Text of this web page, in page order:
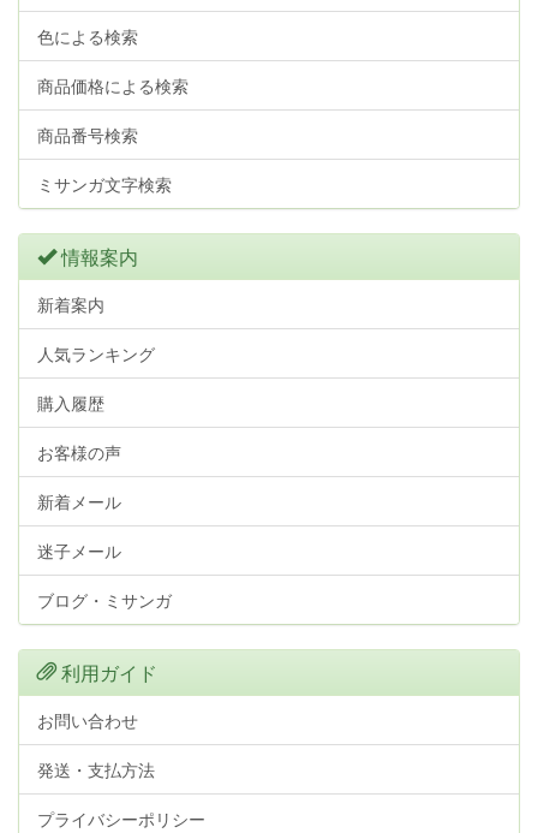
色による検索
商品価格による検索
商品番号検索
ミサンガ文字検索
情報案内
新着案内
人気ランキング
購入履歴
お客様の声
新着メール
迷子メール
ブログ・ミサンガ
利用ガイド
お問い合わせ
発送・支払方法
プライバシーポリシー